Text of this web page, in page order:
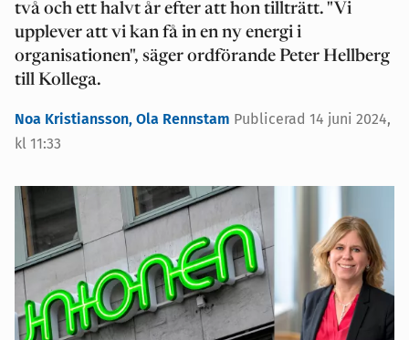
två och ett halvt år efter att hon tillträtt. "Vi
upplever att vi kan få in en ny energi i
organisationen", säger ordförande Peter Hellberg
till Kollega.
Noa Kristiansson, Ola Rennstam Publicerad 14 juni 2024,
kl 11:33